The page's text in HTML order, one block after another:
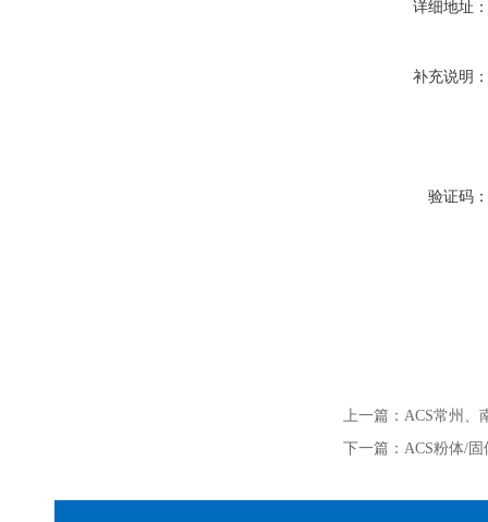
详细地址：
补充说明：
验证码：
上一篇： ACS常州、
下一篇： ACS粉体/